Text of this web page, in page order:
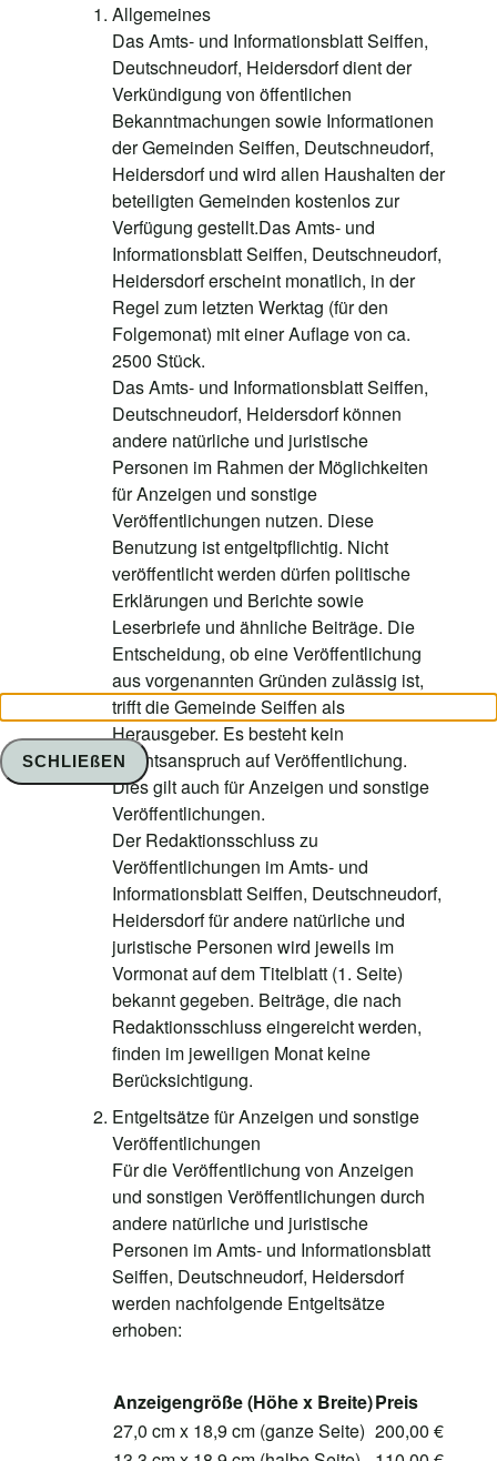
Allgemeines
Das Amts- und Informationsblatt Seiffen,
Deutschneudorf, Heidersdorf dient der
Verkündigung von öffentlichen
Bekanntmachungen sowie Informationen
der Gemeinden Seiffen, Deutschneudorf,
Heidersdorf und wird allen Haushalten der
beteiligten Gemeinden kostenlos zur
Verfügung gestellt.Das Amts- und
Informationsblatt Seiffen, Deutschneudorf,
Heidersdorf erscheint monatlich, in der
Regel zum letzten Werktag (für den
Folgemonat) mit einer Auflage von ca.
2500 Stück.
Das Amts- und Informationsblatt Seiffen,
Deutschneudorf, Heidersdorf können
andere natürliche und juristische
Personen im Rahmen der Möglichkeiten
für Anzeigen und sonstige
Veröffentlichungen nutzen. Diese
Benutzung ist entgeltpflichtig. Nicht
veröffentlicht werden dürfen politische
Erklärungen und Berichte sowie
Leserbriefe und ähnliche Beiträge. Die
Entscheidung, ob eine Veröffentlichung
aus vorgenannten Gründen zulässig ist,
trifft die Gemeinde Seiffen als
Herausgeber. Es besteht kein
Rechtsanspruch auf Veröffentlichung.
Dies gilt auch für Anzeigen und sonstige
Veröffentlichungen.
Der Redaktionsschluss zu
Veröffentlichungen im Amts- und
Informationsblatt Seiffen, Deutschneudorf,
Heidersdorf für andere natürliche und
juristische Personen wird jeweils im
Vormonat auf dem Titelblatt (1. Seite)
bekannt gegeben. Beiträge, die nach
Redaktionsschluss eingereicht werden,
finden im jeweiligen Monat keine
Berücksichtigung.
Entgeltsätze für Anzeigen und sonstige
Veröffentlichungen
Für die Veröffentlichung von Anzeigen
und sonstigen Veröffentlichungen durch
andere natürliche und juristische
Personen im Amts- und Informationsblatt
Seiffen, Deutschneudorf, Heidersdorf
werden nachfolgende Entgeltsätze
erhoben:
Anzeigengröße (Höhe x Breite)Preis
27,0 cm x 18,9 cm (ganze Seite) 200,00 €
SCHLIEßEN